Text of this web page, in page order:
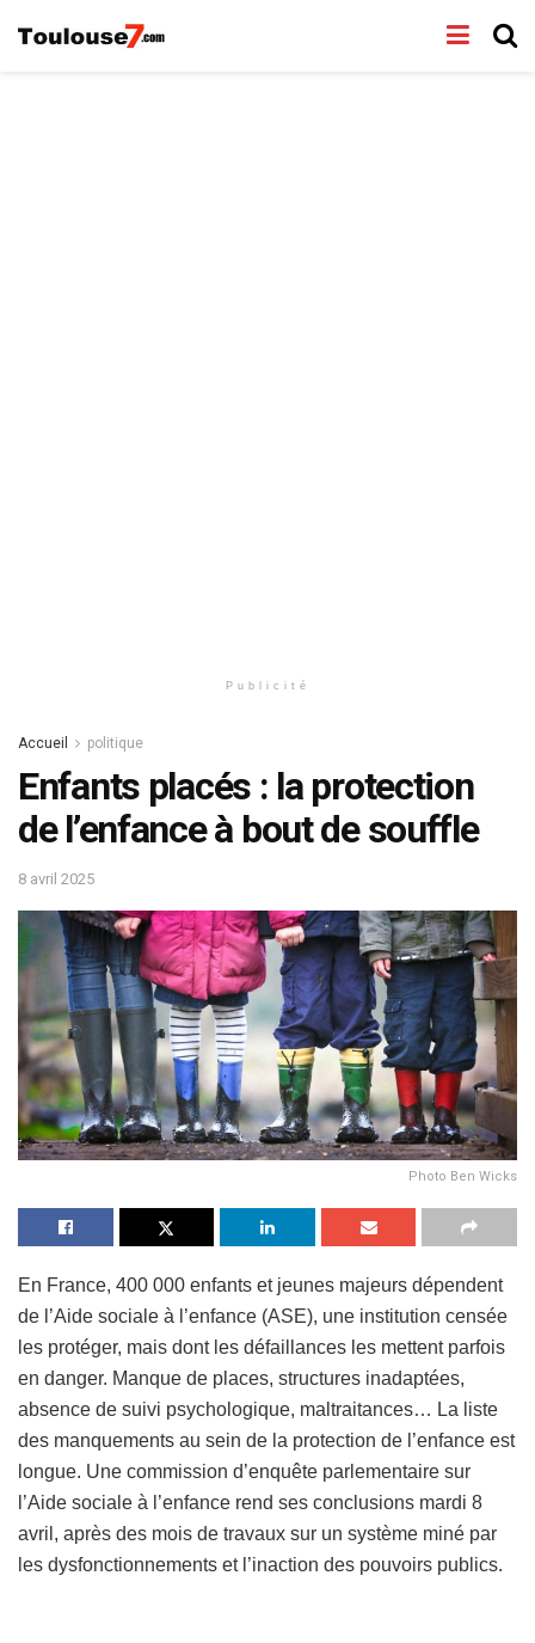
Publicité
Accueil politique
Enfants placés : la protection
de l’enfance à bout de souffle
8 avril 2025
Photo Ben Wicks
En France, 400 000 enfants et jeunes majeurs dépendent
de l’Aide sociale à l’enfance (ASE), une institution censée
les protéger, mais dont les défaillances les mettent parfois
en danger. Manque de places, structures inadaptées,
absence de suivi psychologique, maltraitances… La liste
des manquements au sein de la protection de l’enfance est
longue. Une commission d’enquête parlementaire sur
l’Aide sociale à l’enfance rend ses conclusions mardi 8
avril, après des mois de travaux sur un système miné par
les dysfonctionnements et l’inaction des pouvoirs publics.